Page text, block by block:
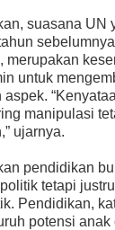
suasana UN
merupakan
untuk
manipulasi
ujarnya.
pendidikan
tetapi
Pendidikan,
potensi anak